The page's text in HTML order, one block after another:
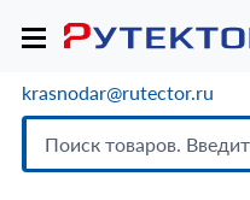
krasnodar@rutector.ru